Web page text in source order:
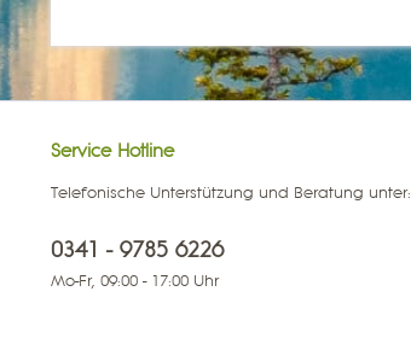
Service Hotline
Telefonische Unterstützung und Beratung unter:
0341 - 9785 6226
Mo-Fr, 09:00 - 17:00 Uhr